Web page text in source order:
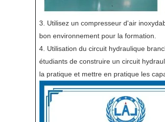
3. Utilisez un compresseur d'air
bon environnement pour la formation.
4. Utilisation du circuit hydraulique
étudiants de construire un circuit
la pratique et mettre en pratique les